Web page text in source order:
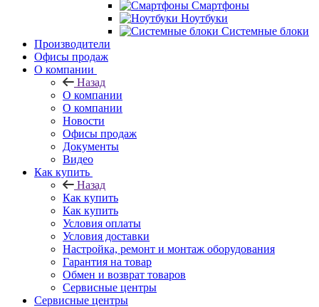
Смартфоны
Ноутбуки
Системные блоки
Производители
Офисы продаж
О компании
Назад
О компании
О компании
Новости
Офисы продаж
Документы
Видео
Как купить
Назад
Как купить
Как купить
Условия оплаты
Условия доставки
Настройка, ремонт и монтаж оборудования
Гарантия на товар
Обмен и возврат товаров
Сервисные центры
Сервисные центры